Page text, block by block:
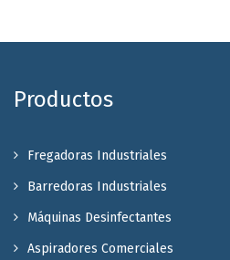
Productos
Fregadoras Industriales
Barredoras Industriales
Máquinas Desinfectantes
Aspiradores Comerciales